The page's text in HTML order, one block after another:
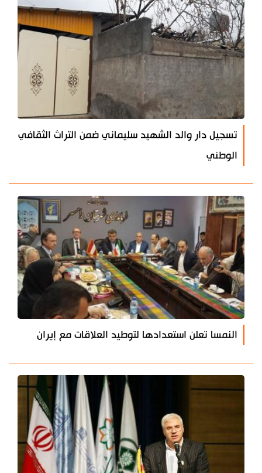
تسجيل دار والد الشهيد سليماني ضمن التراث الثقافي
الوطني
النمسا تعلن استعدادها لتوطيد العلاقات مع إيران